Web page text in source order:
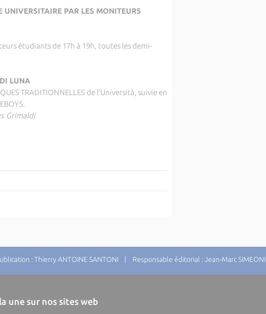
PAR LES MONITEURS
étudiants de 17h à 19h, toutes les demi-
LUNA
TRADITIONNELLES de l’Università, suivie en
Grimaldi
: Thierry ANTOINE SANTONI | Responsable éditorial : Jean-Marc SIMEONI
une sur nos sites web